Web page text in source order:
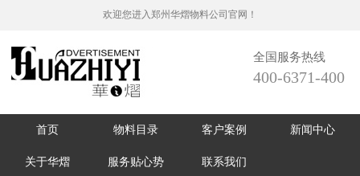
欢迎您进入郑州华熠物料公司官网！
全国服务热线
400-6371-400
首页 物料目录 客户案例 新闻中心
关于华熠 服务贴心势 联系我们